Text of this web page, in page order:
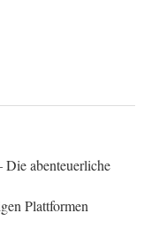
Die abenteuerliche
Plattformen